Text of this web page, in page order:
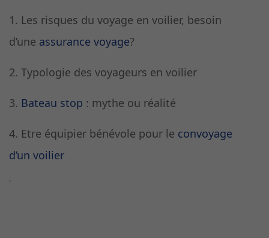
1. Les risques du voyage en voilier, besoin
d’une assurance voyage?
2. Typologie des voyageurs en voilier
3. Bateau stop : mythe ou réalité
4. Etre équipier bénévole pour le convoyage
d’un voilier
`